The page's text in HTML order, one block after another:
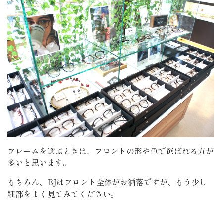
フレームを選ぶときは、フロントの形や色で選ばれる方が
多いと思います。
もちろん、BJはフロント全体がお洒落ですが、もう少し
細部をよく見てみてください。